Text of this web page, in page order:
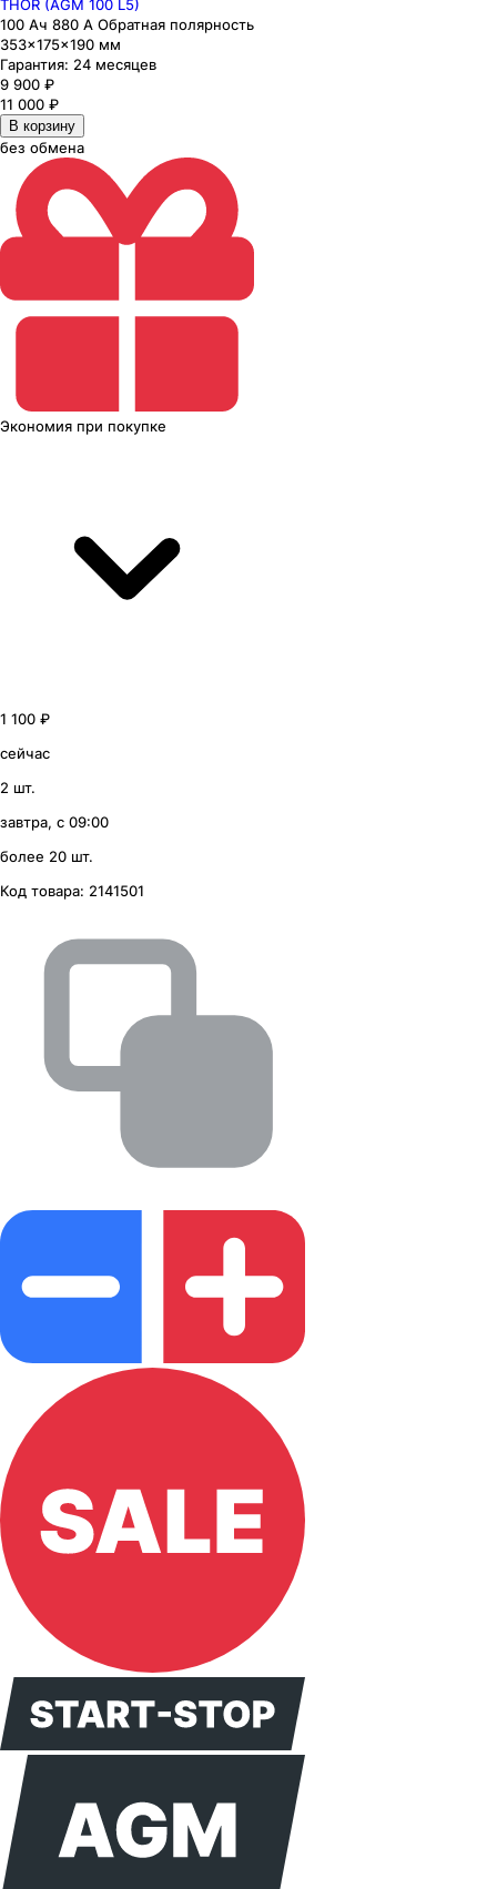
THOR (AGM 100 L5)
100 Ач 880 А Обратная полярность
353×175×190 мм
Гарантия: 24 месяцев
9 900 ₽
11 000 ₽
В корзину
без обмена
Экономия при покупке
1 100 ₽
сейчас
2 шт.
завтра, с 09:00
более 20 шт.
Код товара: 2141501